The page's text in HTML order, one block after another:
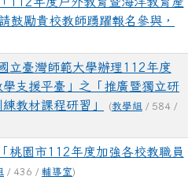
鼓勵貴校教師踴躍報名參與，
立臺灣師範大學辦理112年度
學支援平臺」之「推廣暨獨立研
教材課程研習」
(教學組 / 584 /
桃園市112年度加強各校教職員
/ 436 / 輔導室)